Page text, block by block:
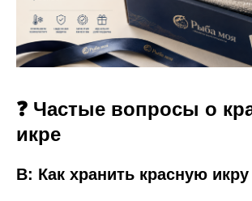
❓ Частые вопросы о
икре
В: Как хранить красную